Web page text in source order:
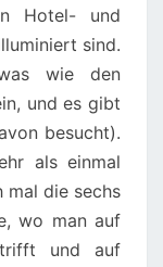
Hotel- und
sind.
wie den
und es gibt
besucht).
als einmal
mal die sechs
wo man auf
trifft und auf